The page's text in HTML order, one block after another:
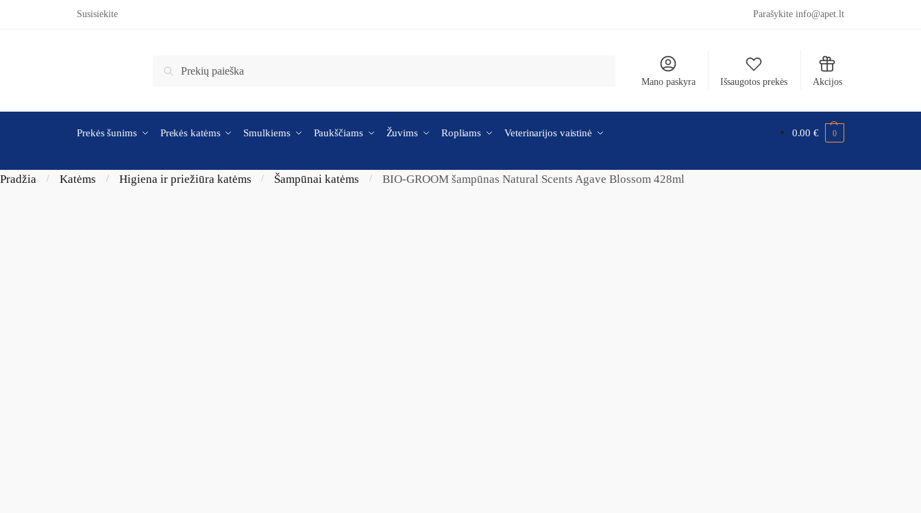
Skip to navigationSusisiekite Parašykite info@apet.lt
Ieškoti:
Ieškoti
Mano paskyra Išsaugotos prekės Akcijos
Prekės šunims Prekės katėms Smulkiems Paukščiams Žuvims Ropliams Veterinarijos vaistinė 0.00€ 0
Pradžia / Katėms / Higiena ir priežiūra katėms / Šampūnai katėms / BIO-GROOM šampūnas Natural Scents Agave Blossom 428ml